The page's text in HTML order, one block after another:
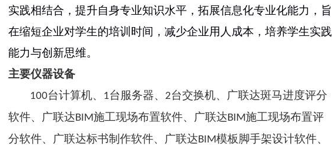
实践相结合，提升自身专业知识水平，拓展信息化专业化能力，旨
在缩短企业对学生的培训时间，减少企业用人成本，培养学生实践
能力与创新思维。
主要仪器设备
100台计算机、 1台服务器、 2台交换机、广联达斑马进度评分
软件、广联达BIM施工现场布置软件、广联达BIM施工现场布置评
分软件、广联达标书制作软件、广联达BIM模板脚手架设计软件、